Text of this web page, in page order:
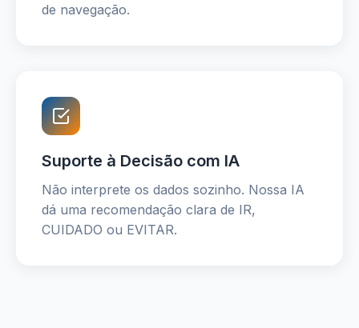
de navegação.
Suporte à Decisão com IA
Não interprete os dados sozinho. Nossa IA
dá uma recomendação clara de IR,
CUIDADO ou EVITAR.